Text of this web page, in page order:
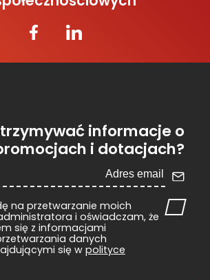
informacje o
i dotacjach?
na przetwarzanie moich
i oświadczam, że
się z informacjami
danych
się w polityce